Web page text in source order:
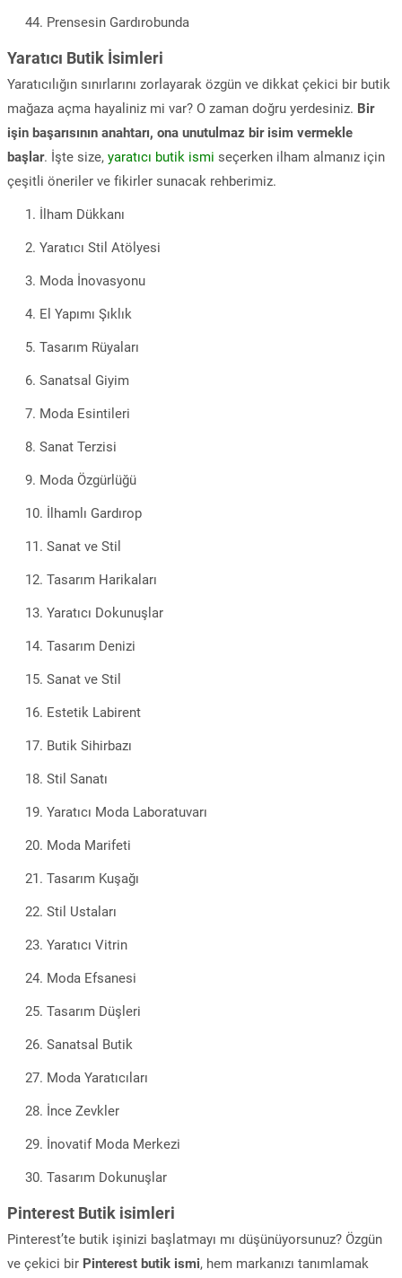
Prensesin Gardırobunda
Yaratıcı Butik İsimleri
Yaratıcılığın sınırlarını zorlayarak özgün ve dikkat çekici bir butik
mağaza açma hayaliniz mi var? O zaman doğru yerdesiniz. Bir
işin başarısının anahtarı, ona unutulmaz bir isim vermekle
başlar. İşte size, yaratıcı butik ismi seçerken ilham almanız için
çeşitli öneriler ve fikirler sunacak rehberimiz.
İlham Dükkanı
Yaratıcı Stil Atölyesi
Moda İnovasyonu
El Yapımı Şıklık
Tasarım Rüyaları
Sanatsal Giyim
Moda Esintileri
Sanat Terzisi
Moda Özgürlüğü
İlhamlı Gardırop
Sanat ve Stil
Tasarım Harikaları
Yaratıcı Dokunuşlar
Tasarım Denizi
Sanat ve Stil
Estetik Labirent
Butik Sihirbazı
Stil Sanatı
Yaratıcı Moda Laboratuvarı
Moda Marifeti
Tasarım Kuşağı
Stil Ustaları
Yaratıcı Vitrin
Moda Efsanesi
Tasarım Düşleri
Sanatsal Butik
Moda Yaratıcıları
İnce Zevkler
İnovatif Moda Merkezi
Tasarım Dokunuşlar
Pinterest Butik isimleri
Pinterest’te butik işinizi başlatmayı mı düşünüyorsunuz? Özgün
ve çekici bir Pinterest butik ismi, hem markanızı tanımlamak